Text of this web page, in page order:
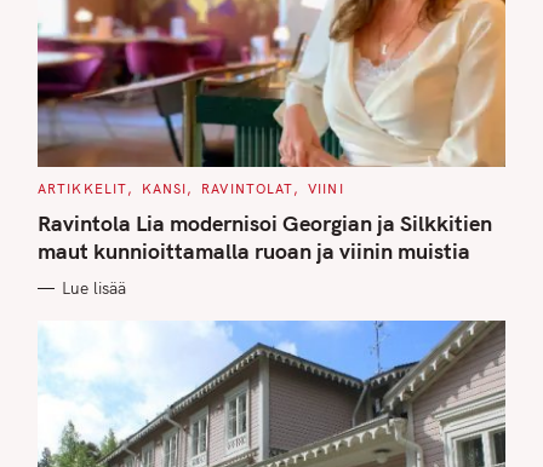
C
T
E
G
O
I
ARTIKKELIT KANSI RAVINTOLAT VIINI
Ravintola Lia modernisoi Georgian ja Silkkitien
maut kunnioittamalla ruoan ja viinin muistia
Lue lisää